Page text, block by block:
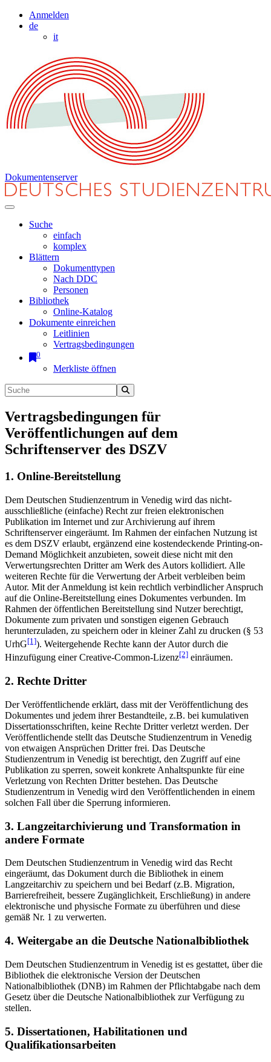
Anmelden
de
it
Dokumentenserver
Suche
einfach
komplex
Blättern
Dokumenttypen
Nach DDC
Personen
Bibliothek
Online-Katalog
Dokumente einreichen
Leitlinien
Vertragsbedingungen
0
Merkliste öffnen
Vertragsbedingungen für
Veröffentlichungen auf dem
Schriftenserver des DSZV
1. Online-Bereitstellung
Dem Deutschen Studienzentrum in Venedig wird das nicht-
ausschließliche (einfache) Recht zur freien elektronischen
Publikation im Internet und zur Archivierung auf ihrem
Schriftenserver eingeräumt. Im Rahmen der einfachen Nutzung ist
es dem DSZV erlaubt, ergänzend eine kostendeckende Printing-on-
Demand Möglichkeit anzubieten, soweit diese nicht mit den
Verwertungsrechten Dritter am Werk des Autors kollidiert. Alle
weiteren Rechte für die Verwertung der Arbeit verbleiben beim
Autor. Mit der Anmeldung ist kein rechtlich verbindlicher Anspruch
auf die Online-Bereitstellung eines Dokumentes verbunden. Im
Rahmen der öffentlichen Bereitstellung sind Nutzer berechtigt,
Dokumente zum privaten und sonstigen eigenen Gebrauch
herunterzuladen, zu speichern oder in kleiner Zahl zu drucken (§ 53
UrhG[1]). Weitergehende Rechte kann der Autor durch die
Hinzufügung einer Creative-Common-Lizenz[2] einräumen.
2. Rechte Dritter
Der Veröffentlichende erklärt, dass mit der Veröffentlichung des
Dokumentes und jedem ihrer Bestandteile, z.B. bei kumulativen
Dissertationsschriften, keine Rechte Dritter verletzt werden. Der
Veröffentlichende stellt das Deutsche Studienzentrum in Venedig
von etwaigen Ansprüchen Dritter frei. Das Deutsche
Studienzentrum in Venedig ist berechtigt, den Zugriff auf eine
Publikation zu sperren, soweit konkrete Anhaltspunkte für eine
Verletzung von Rechten Dritter bestehen. Das Deutsche
Studienzentrum in Venedig wird den Veröffentlichenden in einem
solchen Fall über die Sperrung informieren.
3. Langzeitarchivierung und Transformation in
andere Formate
Dem Deutschen Studienzentrum in Venedig wird das Recht
eingeräumt, das Dokument durch die Bibliothek in einem
Langzeitarchiv zu speichern und bei Bedarf (z.B. Migration,
Barrierefreiheit, bessere Zugänglichkeit, Erschließung) in andere
elektronische und physische Formate zu überführen und diese
gemäß Nr. 1 zu verwerten.
4. Weitergabe an die Deutsche Nationalbibliothek
Dem Deutschen Studienzentrum in Venedig ist es gestattet, über die
Bibliothek die elektronische Version der Deutschen
Nationalbibliothek (DNB) im Rahmen der Pflichtabgabe nach dem
Gesetz über die Deutsche Nationalbibliothek zur Verfügung zu
stellen.
5. Dissertationen, Habilitationen und
Qualifikationsarbeiten